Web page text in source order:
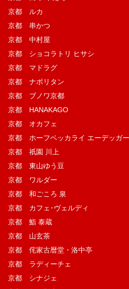
京都 ルカ
京都 串かつ
京都 中村屋
京都 ショコラトリ ヒサシ
京都 マドラグ
京都 ナポリタン
京都 ブノワ京都
京都 HANAKAGO
京都 オカフェ
京都 ホーフベッカライ エーデッガ
京都 祇園 川上
京都 東山ゆう豆
京都 ワルダー
京都 和ごころ 泉
京都 カフェ･ヴェルディ
京都 鮨 泰蔵
京都 山玄茶
京都 侘家古暦堂・洛中亭
京都 ラディーチェ
京都 シナジェ